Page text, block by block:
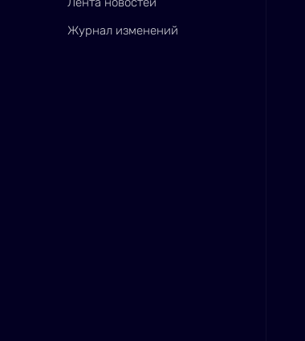
Журнал изменений